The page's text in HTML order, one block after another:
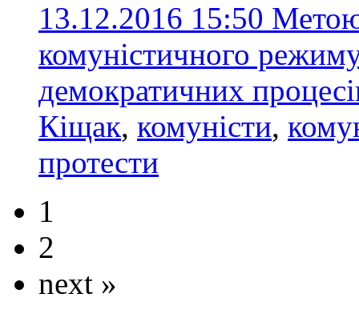
13.12.2016 15:50 Метою
комуністичного
демократичних
Кіщак, комуністи,
протести
1
2
next »